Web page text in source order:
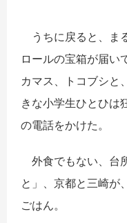
うちに戻ると、ま
ロールの宝箱が届い
カマス、トコブシと
きな小学生ひとひは
の電話をかけた。
外食でもない、台
と」、京都と三崎が
ごはん。